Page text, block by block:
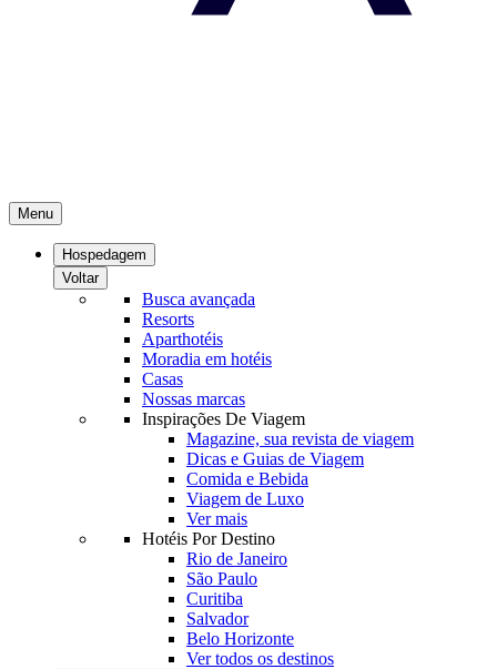
Menu
Hospedagem
Voltar
Busca avançada
Resorts
Aparthotéis
Moradia em hotéis
Casas
Nossas marcas
Inspirações De Viagem
Magazine, sua revista de viagem
Dicas e Guias de Viagem
Comida e Bebida
Viagem de Luxo
Ver mais
Hotéis Por Destino
Rio de Janeiro
São Paulo
Curitiba
Salvador
Belo Horizonte
Ver todos os destinos